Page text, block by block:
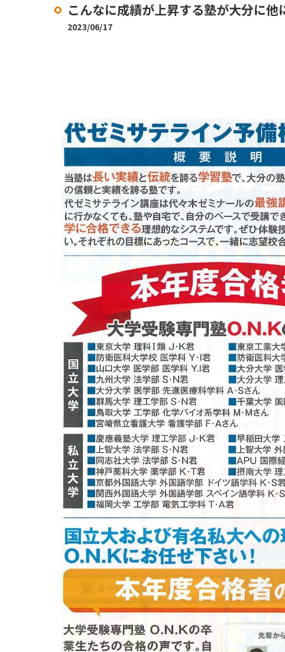
こんなに成績が上昇する塾が大分に
2023/06/17